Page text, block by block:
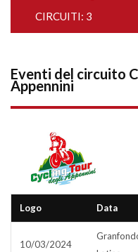
CIRCUITI: 3
Eventi del circuito
Appennini
Logo Data
10/03/2024